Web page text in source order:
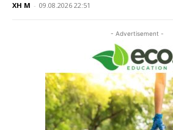
XH M - 09.08.2026 22:51
- Advertisement -